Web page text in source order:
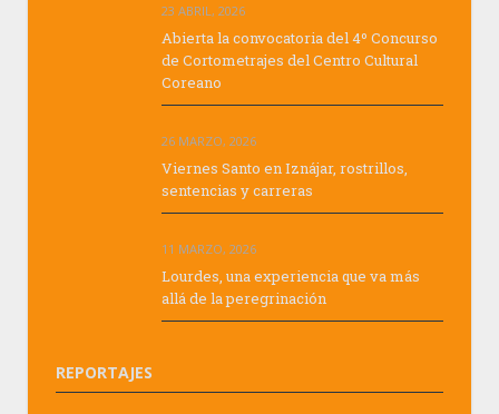
23 ABRIL, 2026
Abierta la convocatoria del 4º Concurso
de Cortometrajes del Centro Cultural
Coreano
26 MARZO, 2026
Viernes Santo en Iznájar, rostrillos,
sentencias y carreras
11 MARZO, 2026
Lourdes, una experiencia que va más
allá de la peregrinación
REPORTAJES